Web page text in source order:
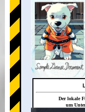
Der lokale
um